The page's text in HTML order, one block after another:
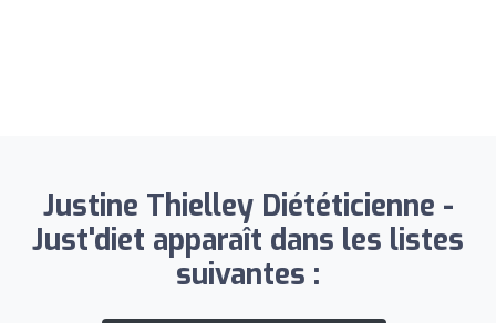
Justine Thielley Diététicienne -
Just'diet apparaît dans les listes
suivantes :